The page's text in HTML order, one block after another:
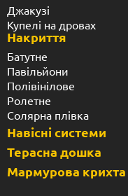
Джакузі
Купелі на дровах
Накриття
Батутне
Павільйони
Полівінілове
Ролетне
Солярна плівка
Навісні системи
Терасна дошка
Мармурова крихта